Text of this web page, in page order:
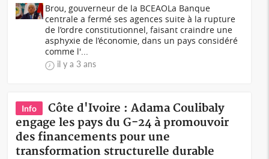
Brou, gouverneur de la BCEAOLa Banque
centrale a fermé ses agences suite à la rupture
de l’ordre constitutionnel, faisant craindre une
asphyxie de l’économie, dans un pays considéré
comme l'...
il y a 3 ans
Info
Côte d'Ivoire : Adama Coulibaly
engage les pays du G-24 à promouvoir
des financements pour une
transformation structurelle durable